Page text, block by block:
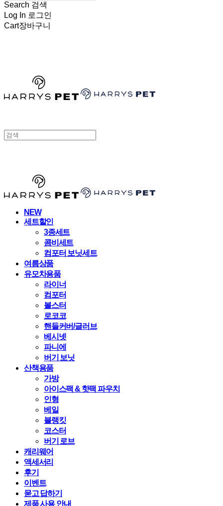
Search 검색
Log In 로그인
Cart장바구니
NEW
세트할인
3종세트
콤비세트
컴포터 보닛세트
여름상품
유모차용품
라이너
컴포터
볼스터
로코코
핸들커버/글러브
베시넷
파니에
버기 보닛
산책용품
가방
아이스팩 & 핫팩 파우치
인형
베일
블랭킷
코스터
버기 로브
캐리웨어
액세서리
후기
이벤트
묻고 답하기
제품 사용 안내